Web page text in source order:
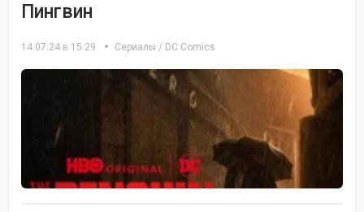
Пингвин
14.07.24 в 15:29 Сериалы / DC Comics